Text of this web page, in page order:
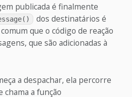
publicada é finalmente
dos destinatários é
que o código de reação
que são adicionadas à
a despachar, ela percorre
chama a função